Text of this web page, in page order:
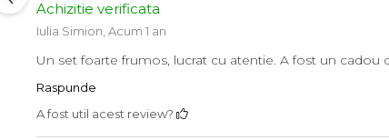
Achizitie verificata
Iulia Simion, Acum 1 an
Un set foarte frumos, lucrat cu atentie. A fost un cadou
Raspunde
A fost util acest review?